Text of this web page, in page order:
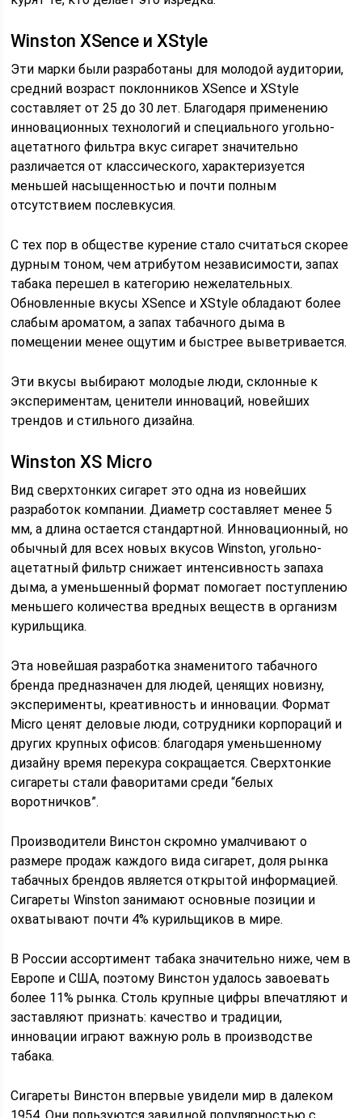
Winston XSence и XStyle
Эти марки были разработаны для молодой аудитории,
средний возраст поклонников XSence и XStyle
составляет от 25 до 30 лет. Благодаря применению
инновационных технологий и специального угольно-
ацетатного фильтра вкус сигарет значительно
различается от классического, характеризуется
меньшей насыщенностью и почти полным
отсутствием послевкусия.
С тех пор в обществе курение стало считаться скорее
дурным тоном, чем атрибутом независимости, запах
табака перешел в категорию нежелательных.
Обновленные вкусы XSence и XStyle обладают более
слабым ароматом, а запах табачного дыма в
помещении менее ощутим и быстрее выветривается.
Эти вкусы выбирают молодые люди, склонные к
экспериментам, ценители инноваций, новейших
трендов и стильного дизайна.
Winston XS Micro
Вид сверхтонких сигарет это одна из новейших
разработок компании. Диаметр составляет менее 5
мм, а длина остается стандартной. Инновационный, но
обычный для всех новых вкусов Winston, угольно-
ацетатный фильтр снижает интенсивность запаха
дыма, а уменьшенный формат помогает поступлению
меньшего количества вредных веществ в организм
курильщика.
Эта новейшая разработка знаменитого табачного
бренда предназначен для людей, ценящих новизну,
эксперименты, креативность и инновации. Формат
Micro ценят деловые люди, сотрудники корпораций и
других крупных офисов: благодаря уменьшенному
дизайну время перекура сокращается. Сверхтонкие
сигареты стали фаворитами среди “белых
воротничков”.
Производители Винстон скромно умалчивают о
размере продаж каждого вида сигарет, доля рынка
табачных брендов является открытой информацией.
Сигареты Winston занимают основные позиции и
охватывают почти 4% курильщиков в мире.
В России ассортимент табака значительно ниже, чем в
Европе и США, поэтому Винстон удалось завоевать
более 11% рынка. Столь крупные цифры впечатляют и
заставляют признать: качество и традиции,
инновации играют важную роль в производстве
табака.
Сигареты Винстон впервые увидели мир в далеком